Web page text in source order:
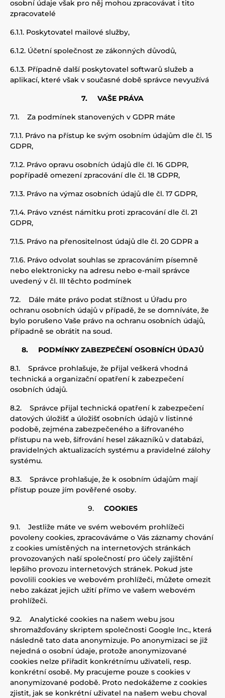
osobní údaje však pro něj mohou zpracovávat i tito
zpracovatelé
6.1.1. Poskytovatel mailové služby,
6.1.2. Účetní společnost ze zákonných důvodů,
6.1.3. Případně další poskytovatel softwarů služeb a
aplikací, které však v současné době správce nevyužívá
7. VAŠE PRÁVA
7.1. Za podmínek stanovených v GDPR máte
7.1.1. Právo na přístup ke svým osobním údajům dle čl. 15
GDPR,
7.1.2. Právo opravu osobních údajů dle čl. 16 GDPR,
popřípadě omezení zpracování dle čl. 18 GDPR,
7.1.3. Právo na výmaz osobních údajů dle čl. 17 GDPR,
7.1.4. Právo vznést námitku proti zpracování dle čl. 21
GDPR,
7.1.5. Právo na přenositelnost údajů dle čl. 20 GDPR a
7.1.6. Právo odvolat souhlas se zpracováním písemně
nebo elektronicky na adresu nebo e-mail správce
uvedený v čl. III těchto podmínek
7.2. Dále máte právo podat stížnost u Úřadu pro
ochranu osobních údajů v případě, že se domníváte, že
bylo porušeno Vaše právo na ochranu osobních údajů,
případně se obrátit na soud.
8. PODMÍNKY ZABEZPEČENÍ OSOBNÍCH ÚDAJŮ
8.1. Správce prohlašuje, že přijal veškerá vhodná
technická a organizační opatření k zabezpečení
osobních údajů.
8.2. Správce přijal technická opatření k zabezpečení
datových úložišť a úložišť osobních údajů v listinné
podobě, zejména zabezpečeného a šifrovaného
přístupu na web, šifrování hesel zákazníků v databázi,
pravidelných aktualizacích systému a pravidelné zálohy
systému.
8.3. Správce prohlašuje, že k osobním údajům mají
přístup pouze jím pověřené osoby.
9. COOKIES
9.1. Jestliže máte ve svém webovém prohlížeči
povoleny cookies, zpracováváme o Vás záznamy chování
z cookies umístěných na internetových stránkách
provozovaných naší společností pro účely zajištění
lepšího provozu internetových stránek. Pokud jste
povolili cookies ve webovém prohlížeči, můžete omezit
nebo zakázat jejich užití přímo ve vašem webovém
prohlížeči.
9.2. Analytické cookies na našem webu jsou
shromažďovány skriptem společnosti Google Inc., která
následně tato data anonymizuje. Po anonymizaci se již
nejedná o osobní údaje, protože anonymizované
cookies nelze přiřadit konkrétnímu uživateli, resp.
konkrétní osobě. My pracujeme pouze s cookies v
anonymizované podobě. Proto nedokážeme z cookies
zjistit, jak se konkrétní uživatel na našem webu choval